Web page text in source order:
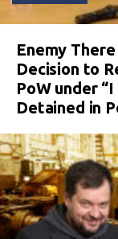
Enemy
Decision to
PoW under
Detained in